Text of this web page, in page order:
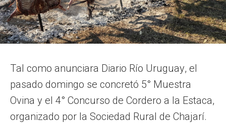
Tal como anunciara Diario Río Uruguay, el
pasado domingo se concretó 5° Muestra
Ovina y el 4° Concurso de Cordero a la Estaca,
organizado por la Sociedad Rural de Chajarí.